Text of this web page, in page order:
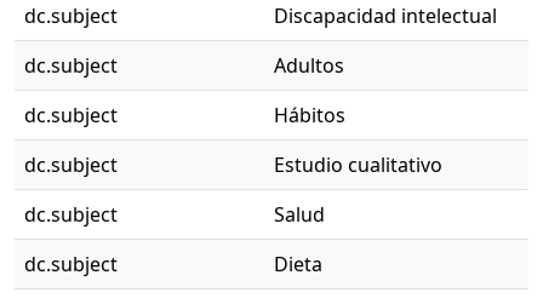
dc.subject
Discapacidad intelectual
dc.subject
Adultos
dc.subject
Hábitos
dc.subject
Estudio cualitativo
dc.subject
Salud
dc.subject
Dieta